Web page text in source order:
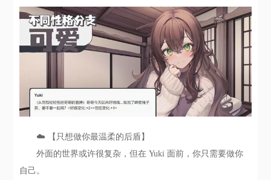
☁️ 【只想做你最温柔的后盾】
外面的世界或许很复杂，但在 Yuki 面前，你只需要做你
自己。